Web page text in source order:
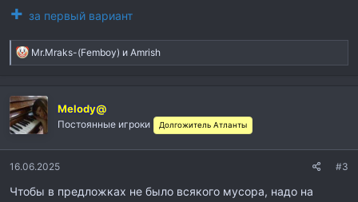
+ за первый вариант
Р
е
к
ц
и
и
:
Mr.Mraks-(Femboy) и Amrish
Melody@
Постоянные игроки Долгожитель Атланты
16.06.2025 #3
Чтобы в предложках не было всякого мусора, надо на